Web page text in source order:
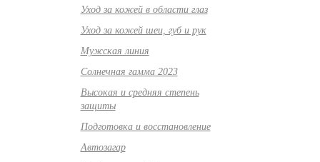
Уход за кожей в области глаз
Уход за кожей шеи, губ и рук
Мужская линия
Солнечная гамма 2023
Высокая и средняя степень
защиты
Подготовка и восстановление
Автозагар